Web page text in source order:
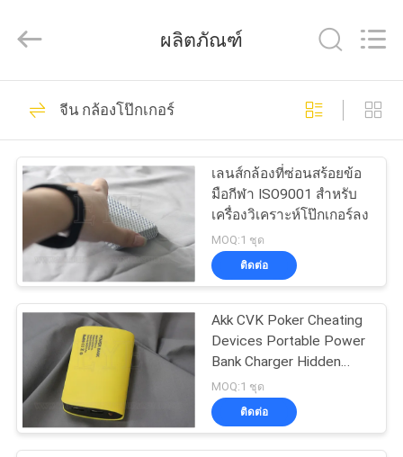
บ้าน
ผลิตภัณฑ์
เกี่ยว
กับ
เรา
ทัวร์
โรงงาน
Reserved.
บัตรเล่นที่ทำ
เครื่องหมายแล้ว
34
เลนส์สำหรับติดต่อที่
ทำเครื่องหมายแล้ว
34
ผลิตภัณฑ์
จีน กล้องโป๊กเกอร์
เลนส์กล้องที่ซ่อนสร้อยข้อ
มือกีฬา ISO9001 สำหรับ
เครื่องวิเคราะห์โป๊กเกอร์ลง
MOQ:1 ชุด
ติดต่อ
Akk CVK Poker Cheating
Devices Portable Power
Bank Charger Hidden
Poker Camera
MOQ:1 ชุด
ติดต่อ